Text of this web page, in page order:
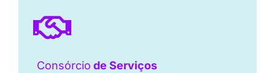
Consórcio de Serviços